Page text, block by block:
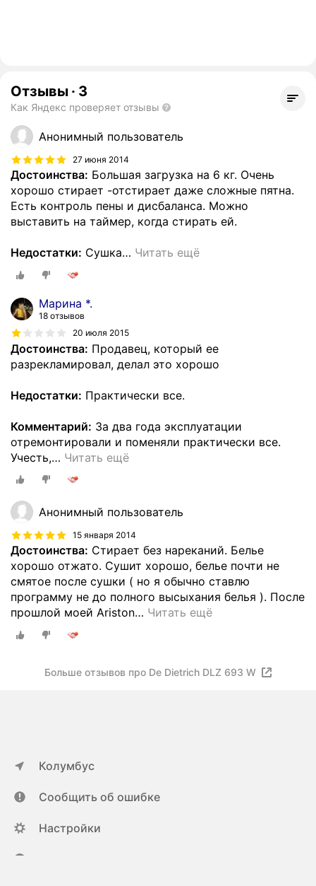
Отзывы · 3
Как Яндекс проверяет отзывы
Анонимный пользователь
27 июня 2014
Достоинства: Большая загрузка на 6 кг. Очень
хорошо стирает -отстирает даже сложные пятна.
Есть контроль пены и дисбаланса. Можно
выставить на таймер, когда стирать ей.
Недостатки: Сушка… Читать ещё
Марина *.
18 отзывов
20 июля 2015
Достоинства: Продавец, который ее
разрекламировал, делал это хорошо
Недостатки: Практически все.
Комментарий: За два года эксплуатации
отремонтировали и поменяли практически все.
Учесть,… Читать ещё
Анонимный пользователь
15 января 2014
Достоинства: Стирает без нареканий. Белье
хорошо отжато. Сушит хорошо, белье почти не
смятое после сушки ( но я обычно ставлю
программу не до полного высыхания белья ). После
прошлой моей Ariston… Читать ещё
Больше отзывов про De Dietrich DLZ 693 W
Колумбус
Сообщить об ошибке
Настройки